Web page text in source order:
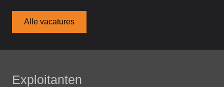
Alle vacatures
Exploitanten